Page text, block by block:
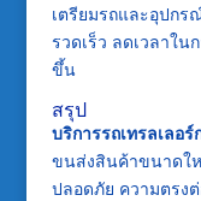
เตรียมรถและอุปกร
รวดเร็ว ลดเวลาใ
ขึ้น
สรุป
บริการรถเทรลเลอร์
ขนส่งสินค้าขนาดใ
ปลอดภัย ความตรง